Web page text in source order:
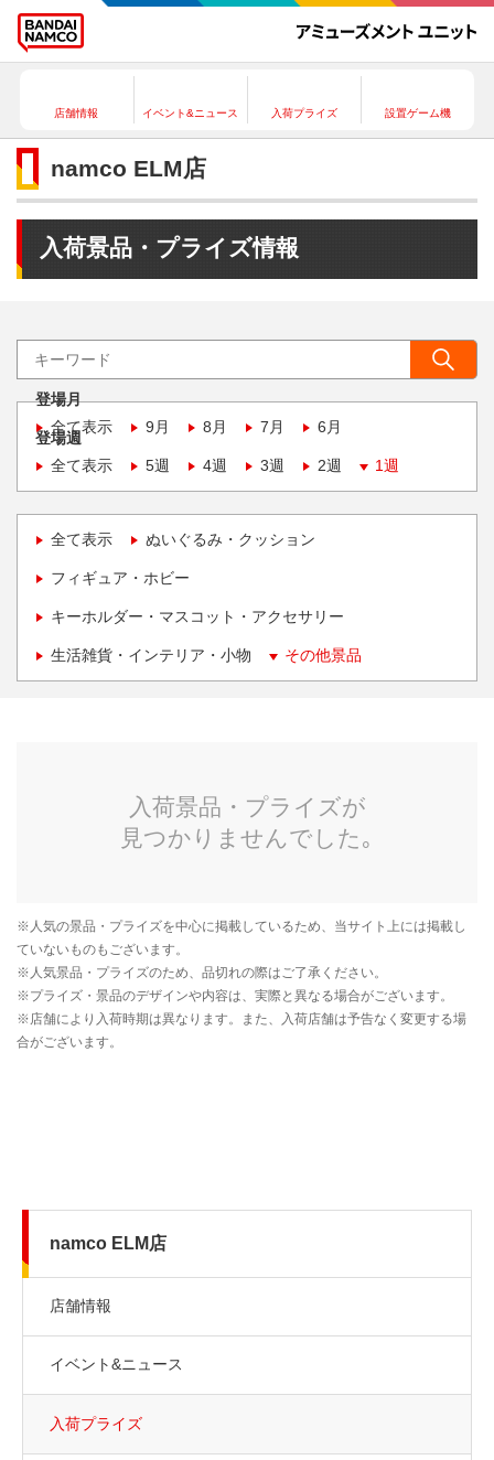
店舗情報 イベント&ニュース 入荷プライズ 設置ゲーム機
namco ELM店
入荷景品・プライズ情報
登場月
全て表示
9月 8月 7月 6月
登場週
全て表示
5週 4週 3週 2週 1週
全て表示 ぬいぐるみ・クッション
フィギュア・ホビー
キーホルダー・マスコット・アクセサリー
生活雑貨・インテリア・小物 その他景品
namco ELM店
店舗情報
イベント&ニュース
入荷プライズ